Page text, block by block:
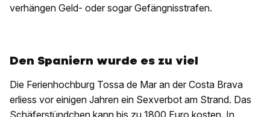
verhängen Geld- oder sogar Gefängnisstrafen.
Den Spaniern wurde es zu viel
Die Ferienhochburg Tossa de Mar an der Costa Brava
erliess vor einigen Jahren ein Sexverbot am Strand. Das